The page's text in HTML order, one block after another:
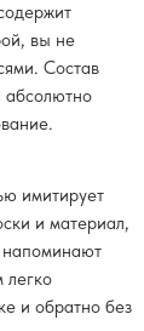
вы не
Состав
абсолютно
имитирует
и материал,
напоминают
и обратно без